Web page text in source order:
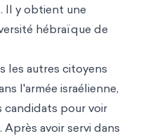
Il y obtient une
hébraïque de
les autres citoyens
l'armée israélienne,
candidats pour voir
avoir servi dans